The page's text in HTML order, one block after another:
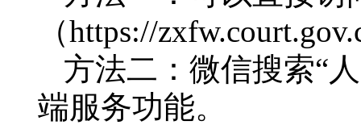
（https://
方法二：微信搜索“
端服务功能。